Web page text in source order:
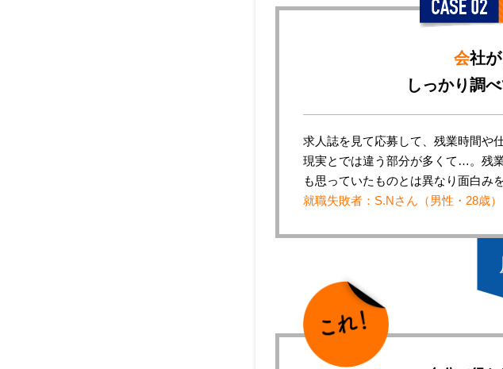
会社
しっかり調
求人誌を見て応募して、残業時間や
現実とでは違う部分が多くて…。残
も思っていたものとは異なり面白み
就職失敗者：S.Nさん（男性・28歳）